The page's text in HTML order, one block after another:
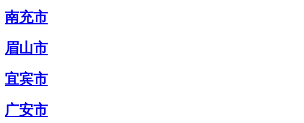
南充市
眉山市
宜宾市
广安市